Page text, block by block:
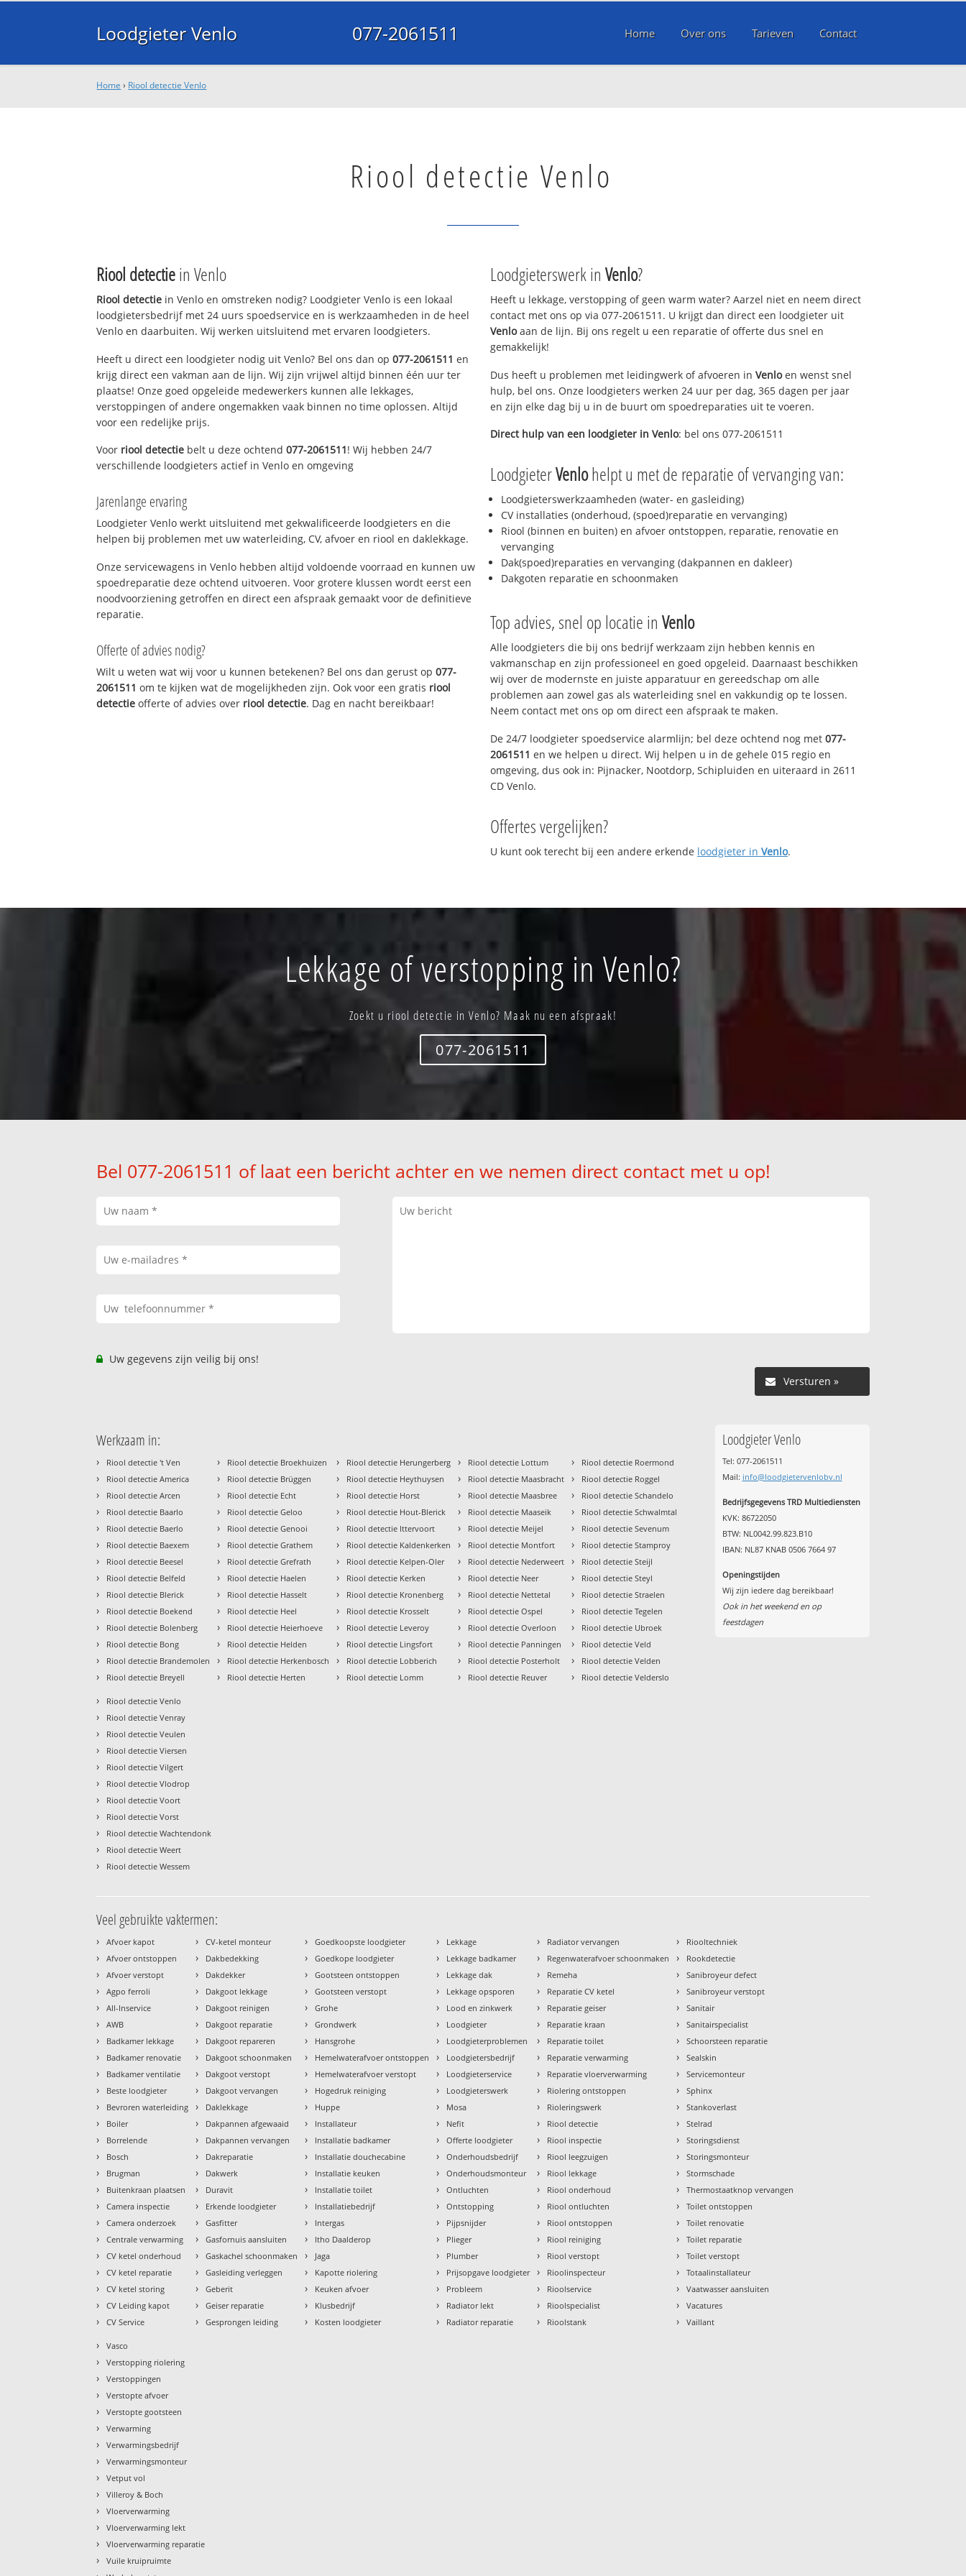
Loodgieter Venlo 077-2061511 Home Over ons Tarieven Contact
Home › Riool detectie Venlo
Riool detectie Venlo
Riool detectiein Venlo
Riool detectie in Venlo en omstreken nodig? Loodgieter Venlo is een lokaal
loodgietersbedrijf met 24 uurs spoedservice en is werkzaamheden in de heel
Venlo en daarbuiten. Wij werken uitsluitend met ervaren loodgieters.
Heeft u direct een loodgieter nodig uit Venlo? Bel ons dan op077-2061511 en
krijg direct een vakman aan de lijn. Wij zijn vrijwel altijd binnen één uur ter
plaatse! Onze goed opgeleide medewerkers kunnen alle lekkages,
verstoppingen of andere ongemakken vaak binnen no time oplossen. Altijd
voor een redelijke prijs.
Voor riool detectie belt u deze ochtend077-2061511! Wij hebben 24/7
verschillende loodgieters actief in Venlo en omgeving
Jarenlange ervaring
Loodgieter Venlo werkt uitsluitend met gekwalificeerde loodgieters en die
helpen bij problemen met uw waterleiding, CV, afvoer en riool en daklekkage.
Onze servicewagens in Venlo hebben altijd voldoende voorraad en kunnen uw
spoedreparatie deze ochtend uitvoeren. Voor grotere klussen wordt eerst een
noodvoorziening getroffen en direct een afspraak gemaakt voor de definitieve
reparatie.
Offerte of advies nodig?
Wilt u weten wat wij voor u kunnen betekenen? Bel ons dan gerust op077-
2061511 om te kijken wat de mogelijkheden zijn. Ook voor een gratis riool
detectie offerte of advies over riool detectie. Dag en nacht bereikbaar!
Loodgieterswerk in Venlo?
Heeft u lekkage, verstopping of geen warm water? Aarzel niet en neem direct
contact met ons op via 077-2061511. U krijgt dan direct een loodgieter uit
Venloaan de lijn. Bij ons regelt u een reparatie of offerte dus snel en
gemakkelijk!
Dus heeft u problemen met leidingwerk of afvoeren in Venloen wenst snel
hulp, bel ons. Onze loodgieters werken 24 uur per dag, 365 dagen per jaar
en zijn elke dag bij u in de buurt om spoedreparaties uit te voeren.
Direct hulp van een loodgieter in Venlo: bel ons 077-2061511
LoodgieterVenlohelpt u met de reparatie of vervanging van:
Loodgieterswerkzaamheden (water- en gasleiding)
CV installaties (onderhoud, (spoed)reparatie en vervanging)
Riool (binnen en buiten) en afvoer ontstoppen, reparatie, renovatie en
vervanging
Dak(spoed)reparaties en vervanging (dakpannen en dakleer)
Dakgoten reparatie en schoonmaken
Top advies, snel op locatie in Venlo
Alle loodgieters die bij ons bedrijf werkzaam zijn hebben kennis en
vakmanschap en zijn professioneel en goed opgeleid. Daarnaast beschikken
wij over de modernste en juiste apparatuur en gereedschap om alle
problemen aan zowel gas als waterleiding snel en vakkundig op te lossen.
Neem contact met ons op om direct een afspraak te maken.
De 24/7 loodgieter spoedservice alarmlijn; bel deze ochtend nog met 077-
2061511 en we helpen u direct. Wij helpen u in de gehele 015 regio en
omgeving, dus ook in: Pijnacker, Nootdorp, Schipluiden en uiteraard in 2611
CD Venlo.
Offertes vergelijken?
U kunt ook terecht bij een andere erkende loodgieter in Venlo.
Lekkage of verstopping in Venlo?
Zoekt u riool detectie in Venlo? Maak nu een afspraak!
077-2061511
Bel 077-2061511 of laat een bericht achter en we nemen direct contact met u op!
Uw gegevens zijn veilig bij ons!
Versturen »
Werkzaam in:
› Riool detectie 't Ven
› Riool detectie America
› Riool detectie Arcen
› Riool detectie Baarlo
› Riool detectie Baerlo
› Riool detectie Baexem
› Riool detectie Beesel
› Riool detectie Belfeld
› Riool detectie Blerick
› Riool detectie Boekend
› Riool detectie Bolenberg
› Riool detectie Bong
› Riool detectie Brandemolen
› Riool detectie Breyell
› Riool detectie Broekhuizen
› Riool detectie Brüggen
› Riool detectie Echt
› Riool detectie Geloo
› Riool detectie Genooi
› Riool detectie Grathem
› Riool detectie Grefrath
› Riool detectie Haelen
› Riool detectie Hasselt
› Riool detectie Heel
› Riool detectie Heierhoeve
› Riool detectie Helden
› Riool detectie Herkenbosch
› Riool detectie Herten
› Riool detectie Herungerberg
› Riool detectie Heythuysen
› Riool detectie Horst
› Riool detectie Hout-Blerick
› Riool detectie Ittervoort
› Riool detectie Kaldenkerken
› Riool detectie Kelpen-Oler
› Riool detectie Kerken
› Riool detectie Kronenberg
› Riool detectie Krosselt
› Riool detectie Leveroy
› Riool detectie Lingsfort
› Riool detectie Lobberich
› Riool detectie Lomm
› Riool detectie Lottum
› Riool detectie Maasbracht
› Riool detectie Maasbree
› Riool detectie Maaseik
› Riool detectie Meijel
› Riool detectie Montfort
› Riool detectie Nederweert
› Riool detectie Neer
› Riool detectie Nettetal
› Riool detectie Ospel
› Riool detectie Overloon
› Riool detectie Panningen
› Riool detectie Posterholt
› Riool detectie Reuver
› Riool detectie Roermond
› Riool detectie Roggel
› Riool detectie Schandelo
› Riool detectie Schwalmtal
› Riool detectie Sevenum
› Riool detectie Stamproy
› Riool detectie Steijl
› Riool detectie Steyl
› Riool detectie Straelen
› Riool detectie Tegelen
› Riool detectie Ubroek
› Riool detectie Veld
› Riool detectie Velden
› Riool detectie Velderslo
› Riool detectie Venlo
› Riool detectie Venray
› Riool detectie Veulen
› Riool detectie Viersen
› Riool detectie Vilgert
› Riool detectie Vlodrop
› Riool detectie Voort
› Riool detectie Vorst
› Riool detectie Wachtendonk
› Riool detectie Weert
› Riool detectie Wessem
Loodgieter Venlo
Tel: 077-2061511
Mail: info@loodgietervenlobv.nl
Bedrijfsgegevens TRD Multiediensten
KVK: 86722050
BTW: NL0042.99.823.B10
IBAN: NL87 KNAB 0506 7664 97
Openingstijden
Wij zijn iedere dag bereikbaar!
Ook in het weekend en op
feestdagen
Veel gebruikte vaktermen:
› Afvoer kapot
› Afvoer ontstoppen
› Afvoer verstopt
› Agpo ferroli
› All-Inservice
› AWB
› Badkamer lekkage
› Badkamer renovatie
› Badkamer ventilatie
› Beste loodgieter
› Bevroren waterleiding
› Boiler
› Borrelende
› Bosch
› Brugman
› Buitenkraan plaatsen
› Camera inspectie
› Camera onderzoek
› Centrale verwarming
› CV ketel onderhoud
› CV ketel reparatie
› CV ketel storing
› CV Leiding kapot
› CV Service
› CV-ketel monteur
› Dakbedekking
› Dakdekker
› Dakgoot lekkage
› Dakgoot reinigen
› Dakgoot reparatie
› Dakgoot repareren
› Dakgoot schoonmaken
› Dakgoot verstopt
› Dakgoot vervangen
› Daklekkage
› Dakpannen afgewaaid
› Dakpannen vervangen
› Dakreparatie
› Dakwerk
› Duravit
› Erkende loodgieter
› Gasfitter
› Gasfornuis aansluiten
› Gaskachel schoonmaken
› Gasleiding verleggen
› Geberit
› Geiser reparatie
› Gesprongen leiding
› Goedkoopste loodgieter
› Goedkope loodgieter
› Gootsteen ontstoppen
› Gootsteen verstopt
› Grohe
› Grondwerk
› Hansgrohe
› Hemelwaterafvoer ontstoppen
› Hemelwaterafvoer verstopt
› Hogedruk reiniging
› Huppe
› Installateur
› Installatie badkamer
› Installatie douchecabine
› Installatie keuken
› Installatie toilet
› Installatiebedrijf
› Intergas
› Itho Daalderop
› Jaga
› Kapotte riolering
› Keuken afvoer
› Klusbedrijf
› Kosten loodgieter
› Lekkage
› Lekkage badkamer
› Lekkage dak
› Lekkage opsporen
› Lood en zinkwerk
› Loodgieter
› Loodgieterproblemen
› Loodgietersbedrijf
› Loodgieterservice
› Loodgieterswerk
› Mosa
› Nefit
› Offerte loodgieter
› Onderhoudsbedrijf
› Onderhoudsmonteur
› Ontluchten
› Ontstopping
› Pijpsnijder
› Plieger
› Plumber
› Prijsopgave loodgieter
› Probleem
› Radiator lekt
› Radiator reparatie
› Radiator vervangen
› Regenwaterafvoer schoonmaken
› Remeha
› Reparatie CV ketel
› Reparatie geiser
› Reparatie kraan
› Reparatie toilet
› Reparatie verwarming
› Reparatie vloerverwarming
› Riolering ontstoppen
› Rioleringswerk
› Riool detectie
› Riool inspectie
› Riool leegzuigen
› Riool lekkage
› Riool onderhoud
› Riool ontluchten
› Riool ontstoppen
› Riool reiniging
› Riool verstopt
› Rioolinspecteur
› Rioolservice
› Rioolspecialist
› Rioolstank
› Riooltechniek
› Rookdetectie
› Sanibroyeur defect
› Sanibroyeur verstopt
› Sanitair
› Sanitairspecialist
› Schoorsteen reparatie
› Sealskin
› Servicemonteur
› Sphinx
› Stankoverlast
› Stelrad
› Storingsdienst
› Storingsmonteur
› Stormschade
› Thermostaatknop vervangen
› Toilet ontstoppen
› Toilet renovatie
› Toilet reparatie
› Toilet verstopt
› Totaalinstallateur
› Vaatwasser aansluiten
› Vacatures
› Vaillant
› Vasco
› Verstopping riolering
› Verstoppingen
› Verstopte afvoer
› Verstopte gootsteen
› Verwarming
› Verwarmingsbedrijf
› Verwarmingsmonteur
› Vetput vol
› Villeroy & Boch
› Vloerverwarming
› Vloerverwarming lekt
› Vloerverwarming reparatie
› Vuile kruipruimte